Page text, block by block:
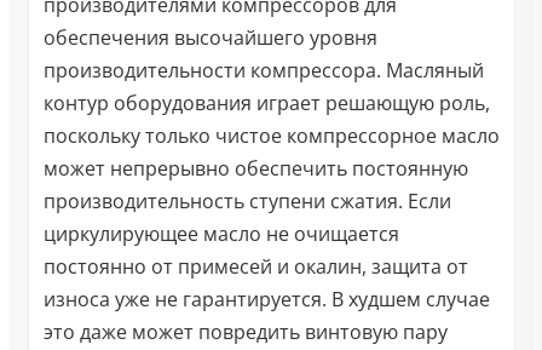
обеспечения высочайшего уровня
производительности компрессора. Масляный
контур оборудования играет решающую роль,
поскольку только чистое компрессорное масло
может непрерывно обеспечить постоянную
производительность ступени сжатия. Если
циркулирующее масло не очищается
постоянно от примесей и окалин, защита от
износа уже не гарантируется. В худшем случае
это даже может повредить винтовую пару